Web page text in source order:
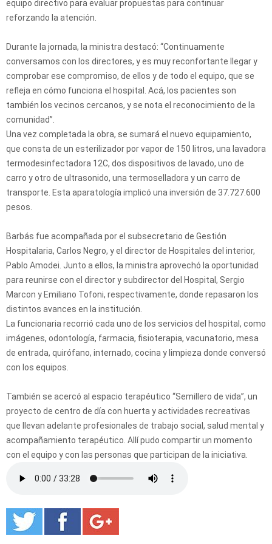
equipo directivo para evaluar propuestas para continuar
reforzando la atención.
Durante la jornada, la ministra destacó: “Continuamente
conversamos con los directores, y es muy reconfortante llegar y
comprobar ese compromiso, de ellos y de todo el equipo, que se
refleja en cómo funciona el hospital. Acá, los pacientes son
también los vecinos cercanos, y se nota el reconocimiento de la
comunidad”.
Una vez completada la obra, se sumará el nuevo equipamiento,
que consta de un esterilizador por vapor de 150 litros, una lavadora
termodesinfectadora 12C, dos dispositivos de lavado, uno de
carro y otro de ultrasonido, una termoselladora y un carro de
transporte. Esta aparatología implicó una inversión de 37.727.600
pesos.
Barbás fue acompañada por el subsecretario de Gestión
Hospitalaria, Carlos Negro, y el director de Hospitales del interior,
Pablo Amodei. Junto a ellos, la ministra aprovechó la oportunidad
para reunirse con el director y subdirector del Hospital, Sergio
Marcon y Emiliano Tofoni, respectivamente, donde repasaron los
distintos avances en la institución.
La funcionaria recorrió cada uno de los servicios del hospital, como
imágenes, odontología, farmacia, fisioterapia, vacunatorio, mesa
de entrada, quirófano, internado, cocina y limpieza donde conversó
con los equipos.
También se acercó al espacio terapéutico “Semillero de vida”, un
proyecto de centro de día con huerta y actividades recreativas
que llevan adelante profesionales de trabajo social, salud mental y
acompañamiento terapéutico. Allí pudo compartir un momento
con el equipo y con las personas que participan de la iniciativa.